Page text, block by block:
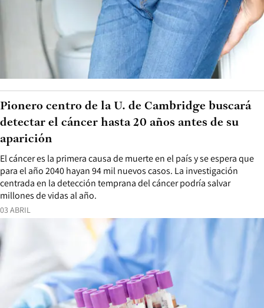
03 ABRIL
El cáncer es la primera causa de muerte en el país y se espera que
para el año 2040 hayan 94 mil nuevos casos. La investigación
centrada en la detección temprana del cáncer podría salvar
millones de vidas al año.
Pionero centro de la U. de Cambridge buscará
detectar el cáncer hasta 20 años antes de su
aparición